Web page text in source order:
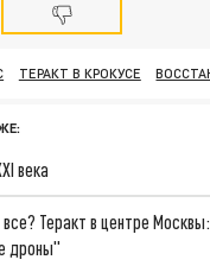
ТЕРАКТ В КРОКУСЕ
века
Теракт в центре
дроны"